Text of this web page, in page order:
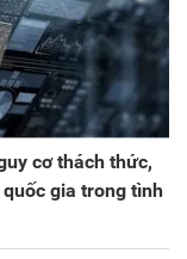
cơ thách thức,
gia trong tình